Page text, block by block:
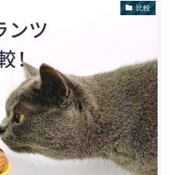
比較